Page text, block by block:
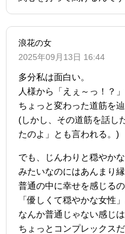
浪花の女
2025年09月13日 16:44
多分私は面白い。
人様から「えぇ～っ！？
ちょっと変わった道筋を
(しかし、その道筋を話し
たのよ」とも言われる。)
でも、じんわりと穏やか
みたいなのにはあんまり
普通の中に幸せを感じる
「優しくて穏やかな女性
なんか普通じゃない感じは
ちょっとコンプレックスだ